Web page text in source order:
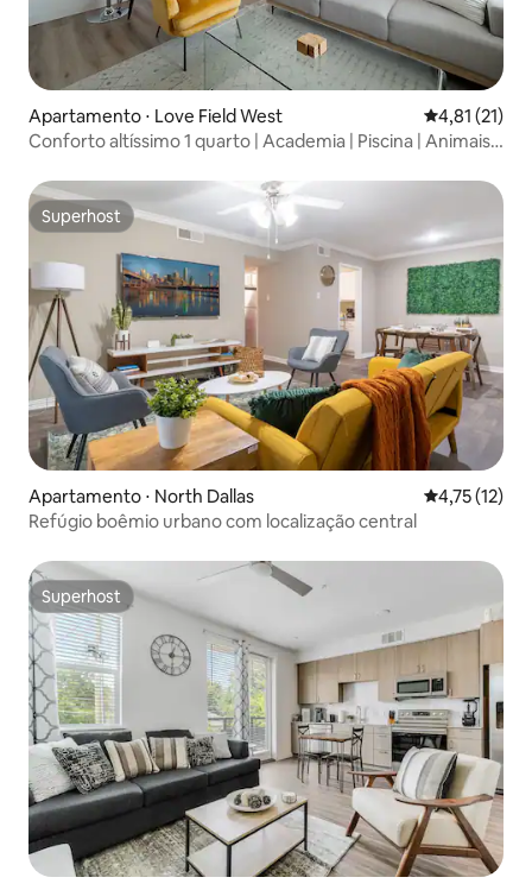
Apartamento ⋅ Love Field West 4,81 de uma
4,81 (21)
Conforto altíssimo 1 quarto | Academia | Piscina | Animais
Superhost
Superhost
Apartamento ⋅ North Dallas 4,75 de uma
4,75 (12)
Refúgio boêmio urbano com localização central
Superhost
Superhost